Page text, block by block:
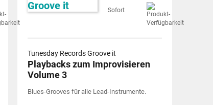
Sofort
Tunesday Records Groove it
Playbacks zum Improvisieren
Volume 3
Blues-Grooves für alle Lead-Instrumente.